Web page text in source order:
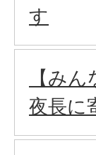
す
【み
夜長に